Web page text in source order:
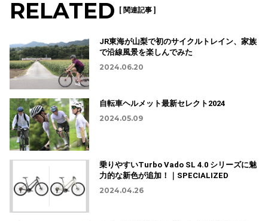
RELATED [ 関連記事 ]
JR東海が山梨で初のサイクルトレイン、家族
で沿線風景を楽しんでみた
2024.06.20
自転車ヘルメット最新セレクト2024
2024.05.09
乗りやすいTurbo Vado SL 4.0 シリーズに魅
力的な新色が追加！｜SPECIALIZED
2024.04.26